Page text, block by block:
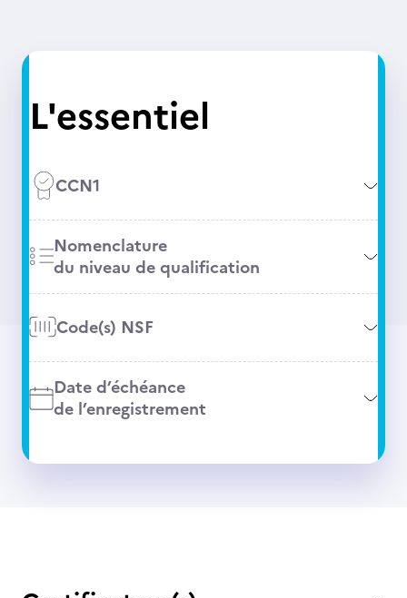
L'essentiel
CCN1
Nomenclature
du niveau de qualification
Code(s) NSF
Date d’échéance
de l’enregistrement